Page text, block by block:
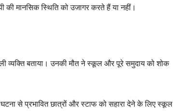
मानसिक स्थिति को उजागर करते हैं या नहीं।
व्यक्ति बताया। उनकी मौत ने स्कूल और पूरे समुदाय को शोक
से प्रभावित छात्रों और स्टाफ को सहारा देने के लिए स्कूल